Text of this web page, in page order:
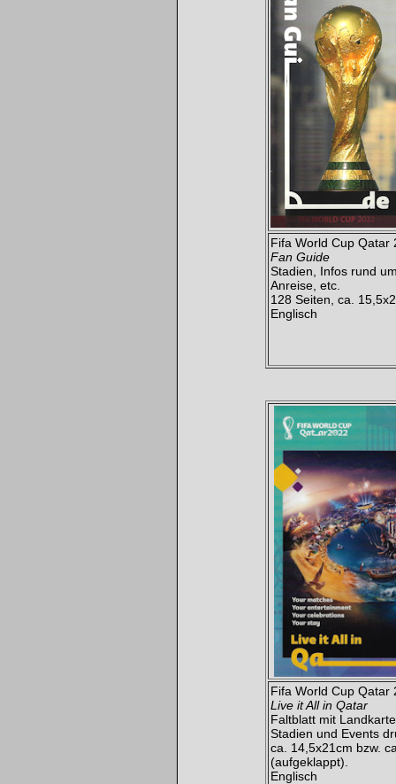
Fifa World Cup Qatar
Fan Guide
Stadien,
Infos rund
Anreise, etc.
128 Seiten ca.
Englisch
Fifa World Cup Qatar
Live it All in Qatar
Faltblatt mit
Stadien und Events
ca. 14,5x21cm bzw.
(aufgeklappt).
Englisch